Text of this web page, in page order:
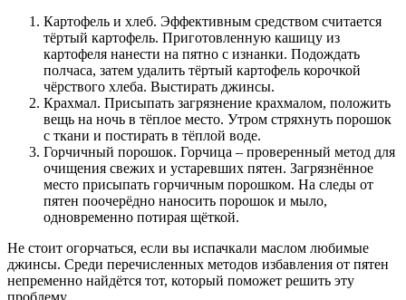
Картофель и хлеб. Эффективным средством считается
тёртый картофель. Приготовленную кашицу из
картофеля нанести на пятно с изнанки. Подождать
полчаса, затем удалить тёртый картофель корочкой
чёрствого хлеба. Выстирать джинсы.
Крахмал. Присыпать загрязнение крахмалом, положить
вещь на ночь в тёплое место. Утром стряхнуть порошок
с ткани и постирать в тёплой воде.
Горчичный порошок. Горчица – проверенный метод для
очищения свежих и устаревших пятен. Загрязнённое
место присыпать горчичным порошком. На следы от
пятен поочерёдно наносить порошок и мыло,
одновременно потирая щёткой.
Не стоит огорчаться, если вы испачкали маслом любимые
джинсы. Среди перечисленных методов избавления от пятен
непременно найдётся тот, который поможет решить эту